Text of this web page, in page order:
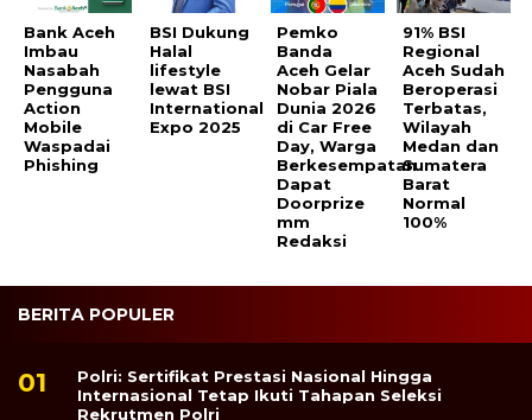
Bank Aceh
Imbau
Nasabah
Pengguna
Action
Mobile
Waspadai
Phishing
BSI Dukung
Halal
lifestyle
lewat BSI
International
Expo 2025
Pemko
Banda
Aceh Gelar
Nobar Piala
Dunia 2026
di Car Free
Day, Warga
Berkesempatan
Dapat
Doorprize
mm
Redaksi
91% BSI
Regional
Aceh Sudah
Beroperasi
Terbatas,
Wilayah
Medan dan
Sumatera
Barat
Normal
100%
BERITA POPULER
Polri: Sertifikat Prestasi Nasional Hingga
Internasional Tetap Ikuti Tahapan Seleksi
Rekrutmen Polri